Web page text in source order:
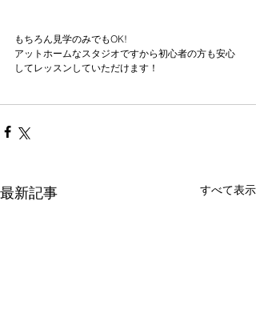
もちろん見学のみでもOK!
アットホームなスタジオですから初心者の方も安心
してレッスンしていただけます！
最新記事 すべて表示